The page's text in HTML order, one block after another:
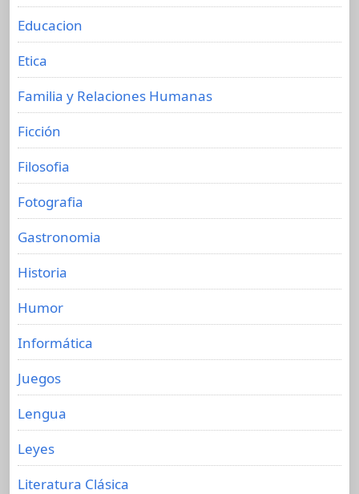
Educacion
Etica
Familia y Relaciones Humanas
Ficción
Filosofia
Fotografia
Gastronomia
Historia
Humor
Informática
Juegos
Lengua
Leyes
Literatura Clásica